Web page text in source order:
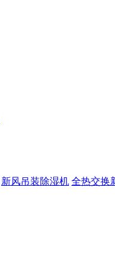
新风吊装除湿机 全热交换